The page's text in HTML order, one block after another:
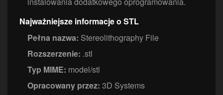
Najważniejsze informacje o STL
Pełna nazwa: Stereolithography File
Rozszerzenie: .stl
Typ MIME: model/stl
Opracowany przez: 3D Systems